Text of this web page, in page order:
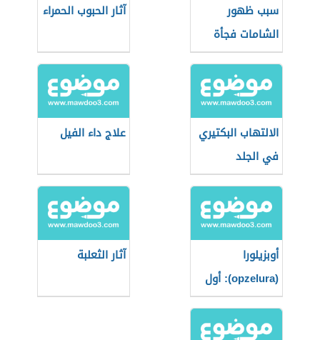
سبب ظهور
الشامات فجأة
آثار الحبوب الحمراء
الالتهاب البكتيري
في الجلد
علاج داء الفيل
أوبزيلورا
(opzelura): أول
دواء يُعيد التصبغ
لمرضى البهاق
آثار الثعلبة